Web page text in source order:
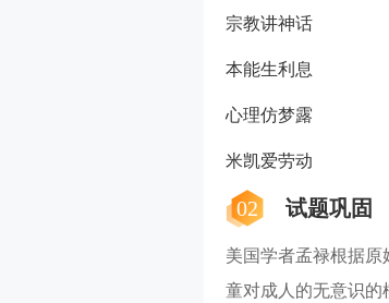
宗教讲神话
本能生利息
心理仿梦露
米凯爱劳动
02 试题巩固
美国学者孟禄根据
童对成人的无意识